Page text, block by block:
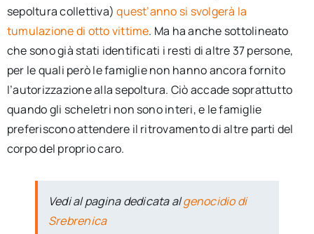
sepoltura collettiva)quest’anno si svolgerà la
tumulazione di otto vittime. Ma ha anche sottolineato
che sono già stati identificati i resti di altre 37 persone,
per le quali però le famiglie non hanno ancora fornito
l’autorizzazione alla sepoltura. Ciò accade soprattutto
quando gli scheletri non sono interi, e le famiglie
preferiscono attendere il ritrovamento di altre parti del
corpo del proprio caro.
Vedi al pagina dedicata algenocidio di
Srebrenica